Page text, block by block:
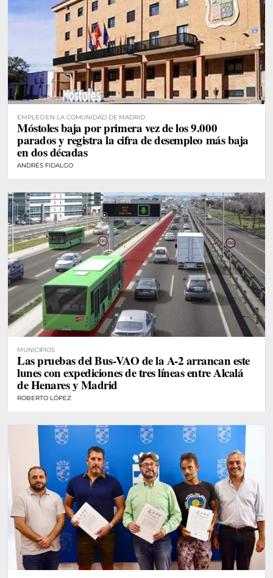
EMPLEO EN LA COMUNIDAD DE MADRID
Móstoles baja por primera vez de los 9.000
parados y registra la cifra de desempleo más baja
en dos décadas
ANDRÉS FIDALGO
MUNICIPIOS
Las pruebas del Bus-VAO de la A-2 arrancan este
lunes con expediciones de tres líneas entre Alcalá
de Henares y Madrid
ROBERTO LÓPEZ